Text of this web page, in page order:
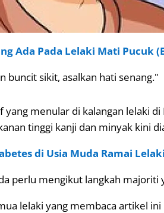
Ada Pada Lelaki Mati Pucuk
buncit sikit, asalkan hati senang."
yang menular di kalangan lelaki
tinggi kanji dan minyak kini
di Usia Muda Ramai
perlu mengikut langkah
lelaki yang membaca artikel